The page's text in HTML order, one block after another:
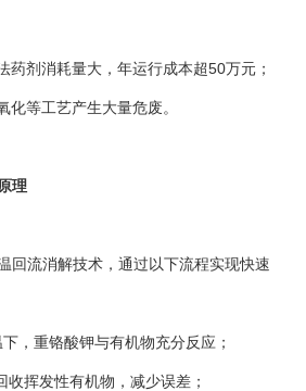
药剂消耗量大，年运行成本超50万元；
等工艺产生大量危废。
理
回流消解技术，通过以下流程实现快速
，重铬酸钾与有机物充分反应；
挥发性有机物，减少误差；